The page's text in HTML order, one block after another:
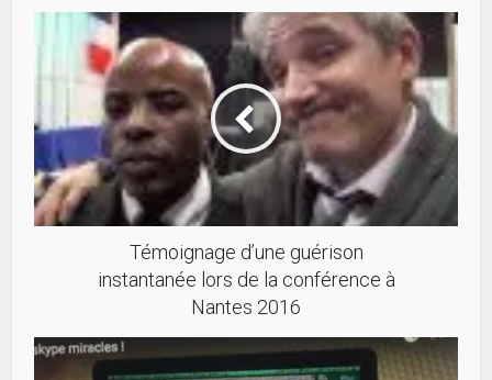
Témoignage d’une guérison
instantanée lors de la conférence à
Nantes 2016